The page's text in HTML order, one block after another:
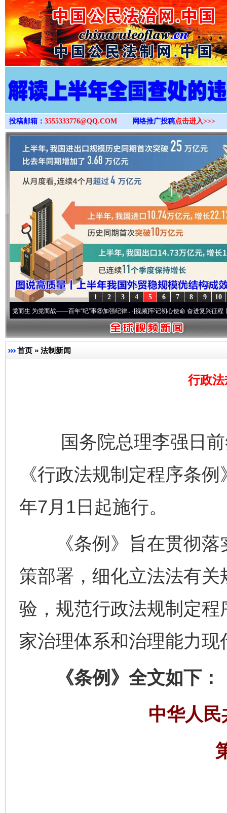
>
投稿邮箱： 3555333776@QQ.COM 网络推广投稿点击进入>>>
10
9
8
7
6
5
4
3
2
1
为党而战——百年“纪”事⑧加强纪律..·[视频]牢记初心使命 奋进复兴征程丨“转折之
首页 » 法制新闻
行政
国务院总理李强日前
《行政法规制定程序条
年7月1日起施行。
《条例》旨在贯彻落
策部署，细化立法法有
验，规范行政法规制定
家治理体系和治理能力现
《条例》全文如下：
中华人